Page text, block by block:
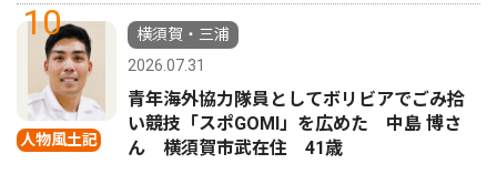
10
人物風土記
横須賀・三浦
2026.07.31
青年海外協力隊員としてボリビアでごみ拾
い競技「スポGOMI」を広めた 中島 博さ
ん 横須賀市武在住 41歳